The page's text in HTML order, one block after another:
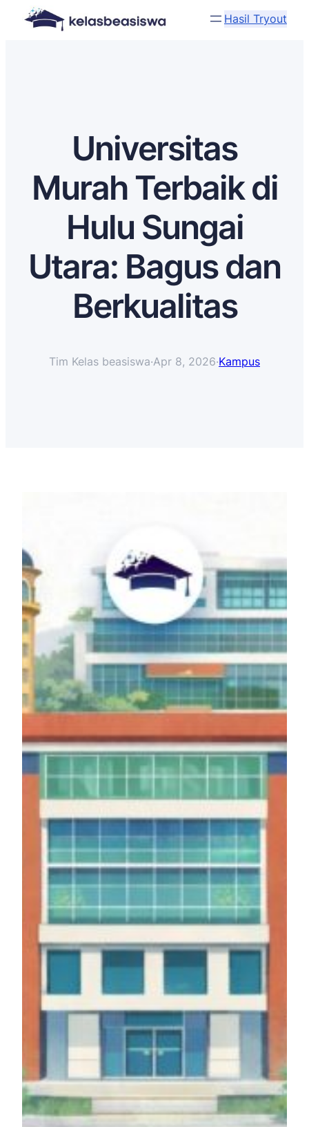
Hasil Tryout
Universitas
Murah Terbaik di
Hulu Sungai
Utara: Bagus dan
Berkualitas
Tim Kelas beasiswa·Apr 8, 2026·Kampus